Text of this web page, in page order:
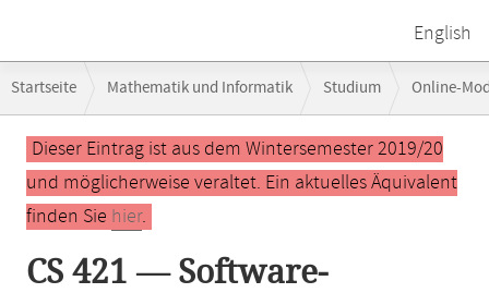
English
Navigation
Startseite Mathematik und Informatik Studium Online-
CS 421 — Software-Praktikum zur Wirtschaftsinformatik
Hauptinhalt
Dieser Eintrag ist aus dem Wintersemester 2019/20
und möglicherweise veraltet. Ein aktuelles Äquivalent
finden Sie hier.
CS 421 — Software-